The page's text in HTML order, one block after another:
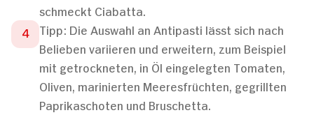
schmeckt Ciabatta.
Tipp: Die Auswahl an Antipasti lässt sich nach
Belieben variieren und erweitern, zum Beispiel
mit getrockneten, in Öl eingelegten Tomaten,
Oliven, marinierten Meeresfrüchten, gegrillten
Paprikaschoten und Bruschetta.